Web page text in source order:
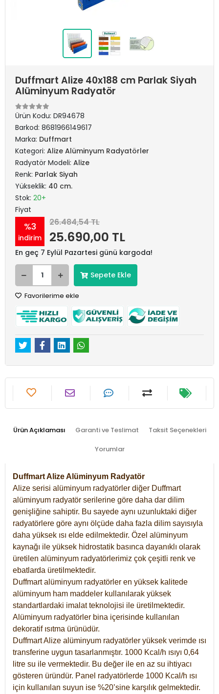
Duffmart Alize 40x188 cm Parlak Siyah
Alüminyum Radyatör
Ürün Kodu: DR94678
Barkod: 8681966149617
Marka: Duffmart
Kategori: Alize Alüminyum Radyatörler
Radyatör Modeli: Alize
Renk: Parlak Siyah
Yükseklik: 40 cm.
Stok: 20+
Fiyat
%3
indirim
26.484,54 TL
25.690,00 TL
En geç 7 Eylül Pazartesi günü kargoda!
Sepete Ekle
Favorilerime ekle
Ürün Açıklaması Garanti ve Teslimat Taksit Seçenekleri
Yorumlar
Duffmart Alize Alüminyum Radyatör
Alize serisi alüminyum radyatörler diğer Duffmart
alüminyum radyatör serilerine göre daha dar dilim
genişliğine sahiptir. Bu sayede aynı uzunluktaki diğer
radyatörlere göre aynı ölçüde daha fazla dilim sayısıyla
daha yüksek ısı elde edilmektedir. Özel alüminyum
kaynağı ile yüksek hidrostatik basınca dayanıklı olarak
üretilen alüminyum radyatörlerimiz çok çeşitli renk ve
ebatlarda üretilmektedir.
Duffmart alüminyum radyatörler en yüksek kalitede
alüminyum ham maddeler kullanılarak yüksek
standartlardaki imalat teknolojisi ile üretilmektedir.
Alüminyum radyatörler bina içerisinde kullanılan
dekoratif ısıtma ürünüdür.
Duffmart Alize alüminyum radyatörler yüksek verimde ısı
transferine uygun tasarlanmıştır. 1000 Kcal/h ısıyı 0,64
litre su ile vermektedir. Bu değer ile en az su ihtiyacı
gösteren üründür. Panel radyatörlerde 1000 Kcal/h ısı
için kullanılan suyun ise %20’sine karşılık gelmektedir.